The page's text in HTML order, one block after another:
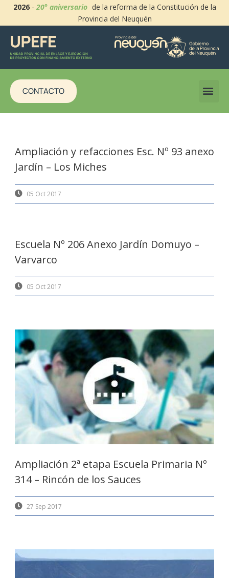
2026-20° aniversario de la reforma de la Constitución de la
Provincia del Neuquén
CONTACTO
Ampliación y refacciones Esc. Nº 93 anexo
Jardín – Los Miches
05 Oct 2017
Escuela Nº 206 Anexo Jardín Domuyo –
Varvarco
05 Oct 2017
Ampliación 2ª etapa Escuela Primaria Nº
314 – Rincón de los Sauces
27 Sep 2017